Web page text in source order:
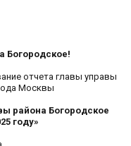
Богородское!
отчета главы управы
Москвы
района Богородское
году»